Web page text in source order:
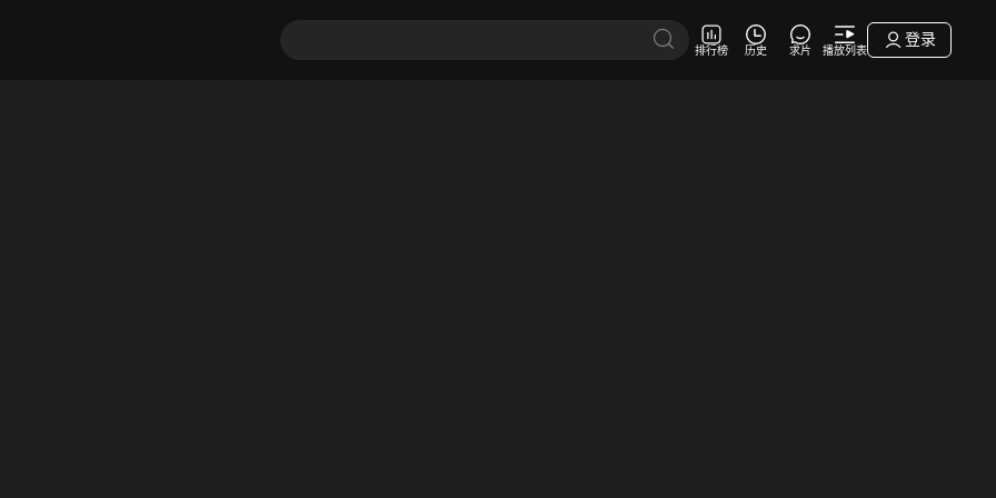
排行榜 历史 求片 播放列表
登录